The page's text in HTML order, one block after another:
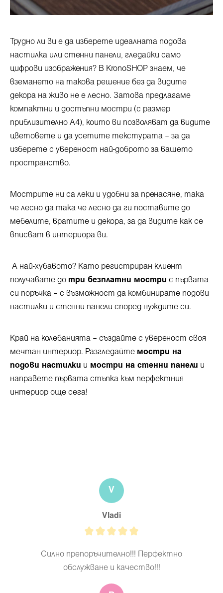
Трудно ли ви е да изберете идеалната подова
настилка или стенни панели, гледайки само
цифрови изображения? В KronoSHOP знаем, че
вземането на такова решение без да видите
декора на живо не е лесно. Затова предлагаме
компактни и достъпни мостри (с размер
приблизително A4), които ви позволяват да видите
цветовете и да усетите текстурата – за да
изберете с увереност най-доброто за вашето
пространство.
Мострите ни са леки и удобни за пренасяне, така
че лесно да така че лесно да ги поставите до
мебелите, вратите и декора, за да видите как се
вписват в интериора ви.
А най-хубавото? Като регистриран клиент
получавате до три безплатни мостри с първата
си поръчка – с възможност да комбинирате подови
настилки и стенни панели според нуждите си.
Край на колебанията – създайте с увереност своя
мечтан интериор. Разгледайте мостри на
подови настилки и мостри на стенни панели и
направете първата стъпка към перфектния
интериор още сега!
V
Vladi
Силно препоръчително!!! Перфектно
обслужване и качество!!!